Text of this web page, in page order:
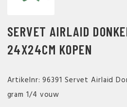
SERVET AIRLAID
24X24CM KOPEN
Artikelnr: 96391 Servet Airlaid
gram 1/4 vouw